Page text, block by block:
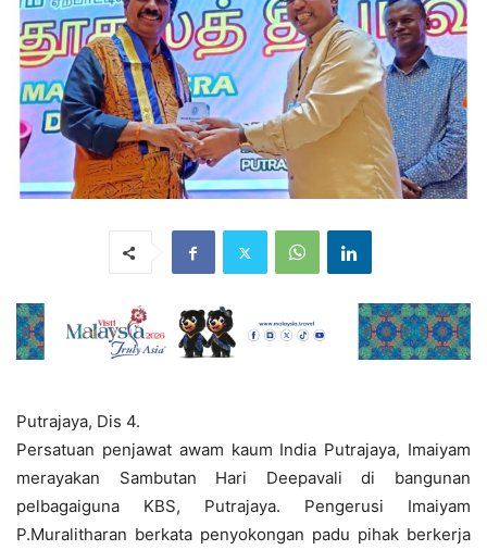
Putrajaya, Dis 4.
Persatuan penjawat awam kaum India Putrajaya, Imaiyam
merayakan Sambutan Hari Deepavali di bangunan
pelbagaiguna KBS, Putrajaya. Pengerusi Imaiyam
P.Muralitharan berkata penyokongan padu pihak berkerja